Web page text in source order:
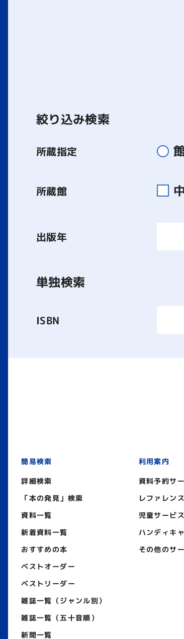
絞り込み検索
所蔵指定
所蔵館
出版年
単独検索
ISBN
簡易検索
詳細検索
「本の発見」検索
資料一覧
新着資料一覧
おすすめの本
ベストオーダー
ベストリーダー
雑誌一覧（ジャンル別）
雑誌一覧（五十音順）
新聞一覧
利用案内
資料予約サ
レファレン
児童サービス
ハンディキ
その他のサ